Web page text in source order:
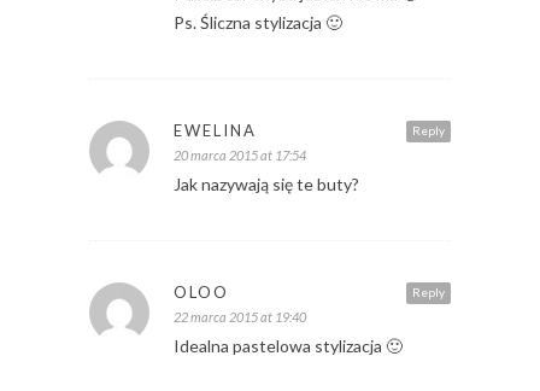
Ps. Śliczna stylizacja 🙂
Reply
EWELINA
20 marca 2015 at 17:54
Jak nazywają się te buty?
Reply
OLOO
22 marca 2015 at 19:40
Idealna pastelowa stylizacja 🙂